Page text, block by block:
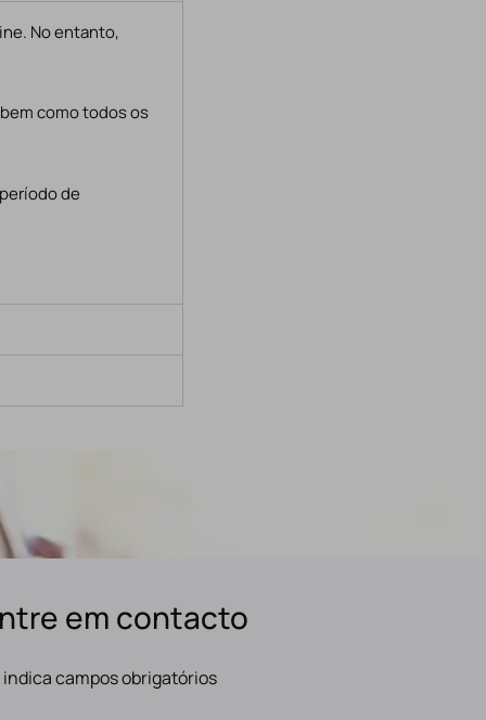
No entanto,
como todos os
de
em contacto
indica campos obrigatórios